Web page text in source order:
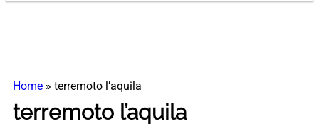
Home » terremoto l’aquila
terremoto l’aquila